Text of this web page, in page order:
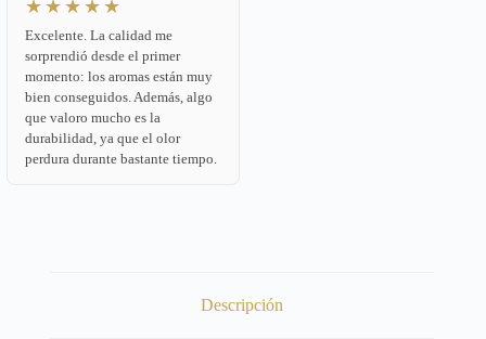
★★★★★
Excelente. La calidad me
sorprendió desde el primer
momento: los aromas están muy
bien conseguidos. Además, algo
que valoro mucho es la
durabilidad, ya que el olor
perdura durante bastante tiempo.
Descripción